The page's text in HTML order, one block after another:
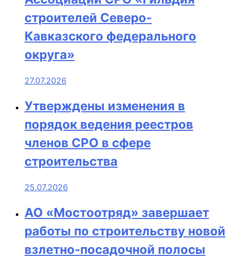
строителей Северо-
Кавказского федерального
округа»
27.07.2026
Утверждены изменения в
порядок ведения реестров
членов СРО в сфере
строительства
25.07.2026
АО «Мостоотряд» завершает
работы по строительству новой
взлетно-посадочной полосы